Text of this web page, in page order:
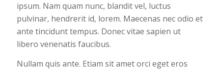
ipsum. Nam quam nunc, blandit vel, luctus
pulvinar, hendrerit id, lorem. Maecenas nec odio et
ante tincidunt tempus. Donec vitae sapien ut
libero venenatis faucibus.
Nullam quis ante. Etiam sit amet orci eget eros